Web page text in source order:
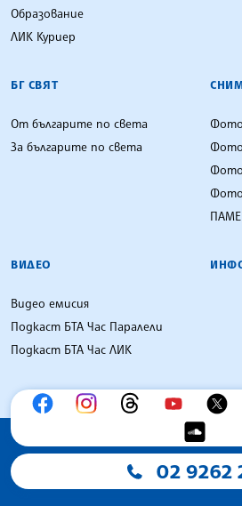
Образование
ЛИК Куриер
БГ СВЯТ
От българите по света
За българите по света
ВИДЕО
Видео емисия
Подкаст БТА Час Паралели
Подкаст БТА Час ЛИК
02 9262